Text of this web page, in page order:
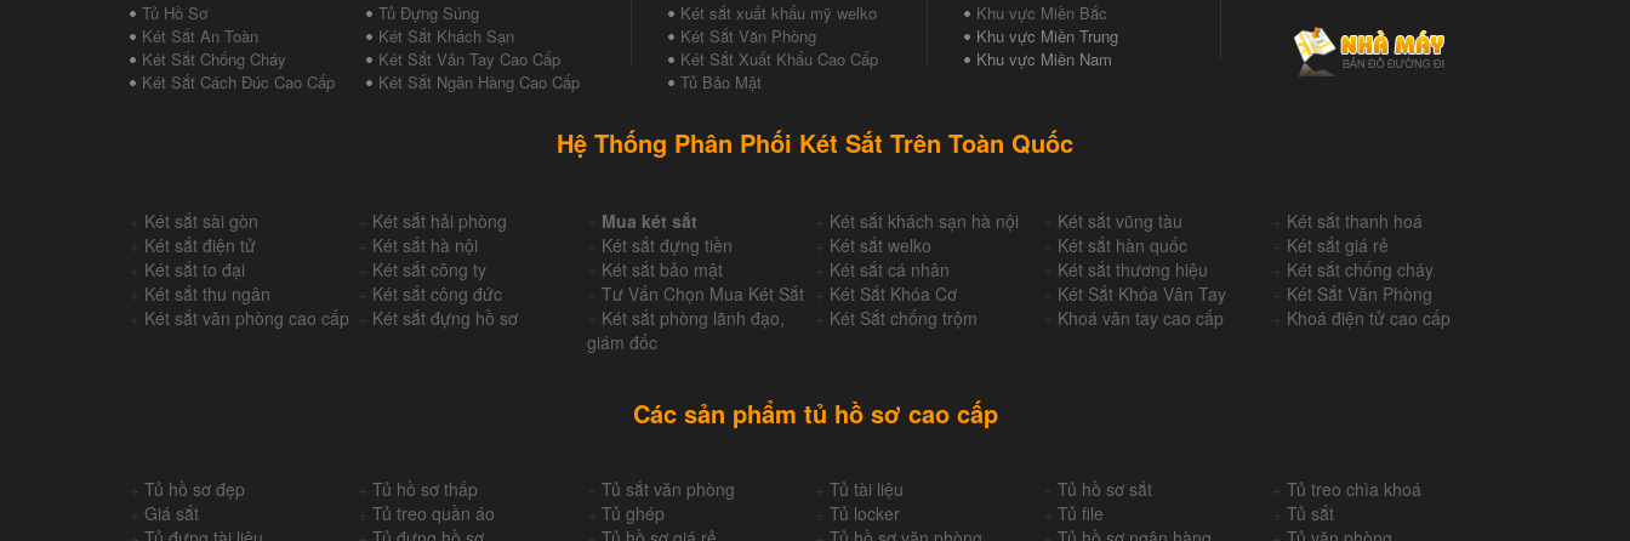
Tủ Hồ Sơ
Tủ Đựng Súng
Két Sắt An Toàn
Két Sắt Khách Sạn
Két Sắt Chống Cháy
Két Sắt Vân Tay Cao Cấp
Két Sắt Cách Đúc Cao Cấp
Két Sắt Ngân Hàng Cao Cấp
Két sắt xuất khẩu mỹ welko
Két Sắt Văn Phòng
Két Sắt Xuất Khẩu Cao Cấp
Tủ Bảo Mật
Khu vực Miền Bắc
Khu vực Miền Trung
Khu vực Miền Nam
Hệ Thống Phân Phối Két Sắt Trên Toàn Quốc
Két sắt sài gòn Két sắt hải phòng Mua két sắt Két sắt khách sạn hà nội Két sắt vũng tàu
Két sắt thanh hoá
Két sắt điện tử Két sắt hà nội Két sắt đựng tiền Két sắt welko Két sắt hàn quốc
Két sắt giá rẻ
Két sắt to đại Két sắt công ty Két sắt bảo mật Két sắt cá nhân Két sắt thương hiệu
Két sắt chống cháy
Két sắt thu ngân Két sắt công đức Tư Vấn Chọn Mua Két Sắt Két Sắt Khóa Cơ Két Sắt Khóa Vân Tay
Két Sắt Văn Phòng
Két sắt văn phòng cao cấp Két sắt đựng hồ sơ
Két sắt phòng lãnh đạo,
giám đốc
Két Sắt chống trộm Khoá vân tay cao cấp Khoá điện tử cao cấp
Các sản phẩm tủ hồ sơ cao cấp
Tủ hồ sơ đẹp +Tủ hồ sơ thấp Tủ sắt văn phòng Tủ tài liệu +Tủ hồ sơ sắt
Tủ treo chìa khoá
Giá sắt +Tủ treo quần áo Tủ ghép Tủ locker +Tủ file
Tủ sắt